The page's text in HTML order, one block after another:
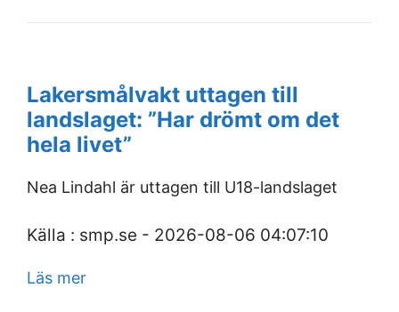
Lakersmålvakt uttagen till
landslaget: ”Har drömt om det
hela livet”
Nea Lindahl är uttagen till U18-landslaget
Källa : smp.se - 2026-08-06 04:07:10
Läs mer